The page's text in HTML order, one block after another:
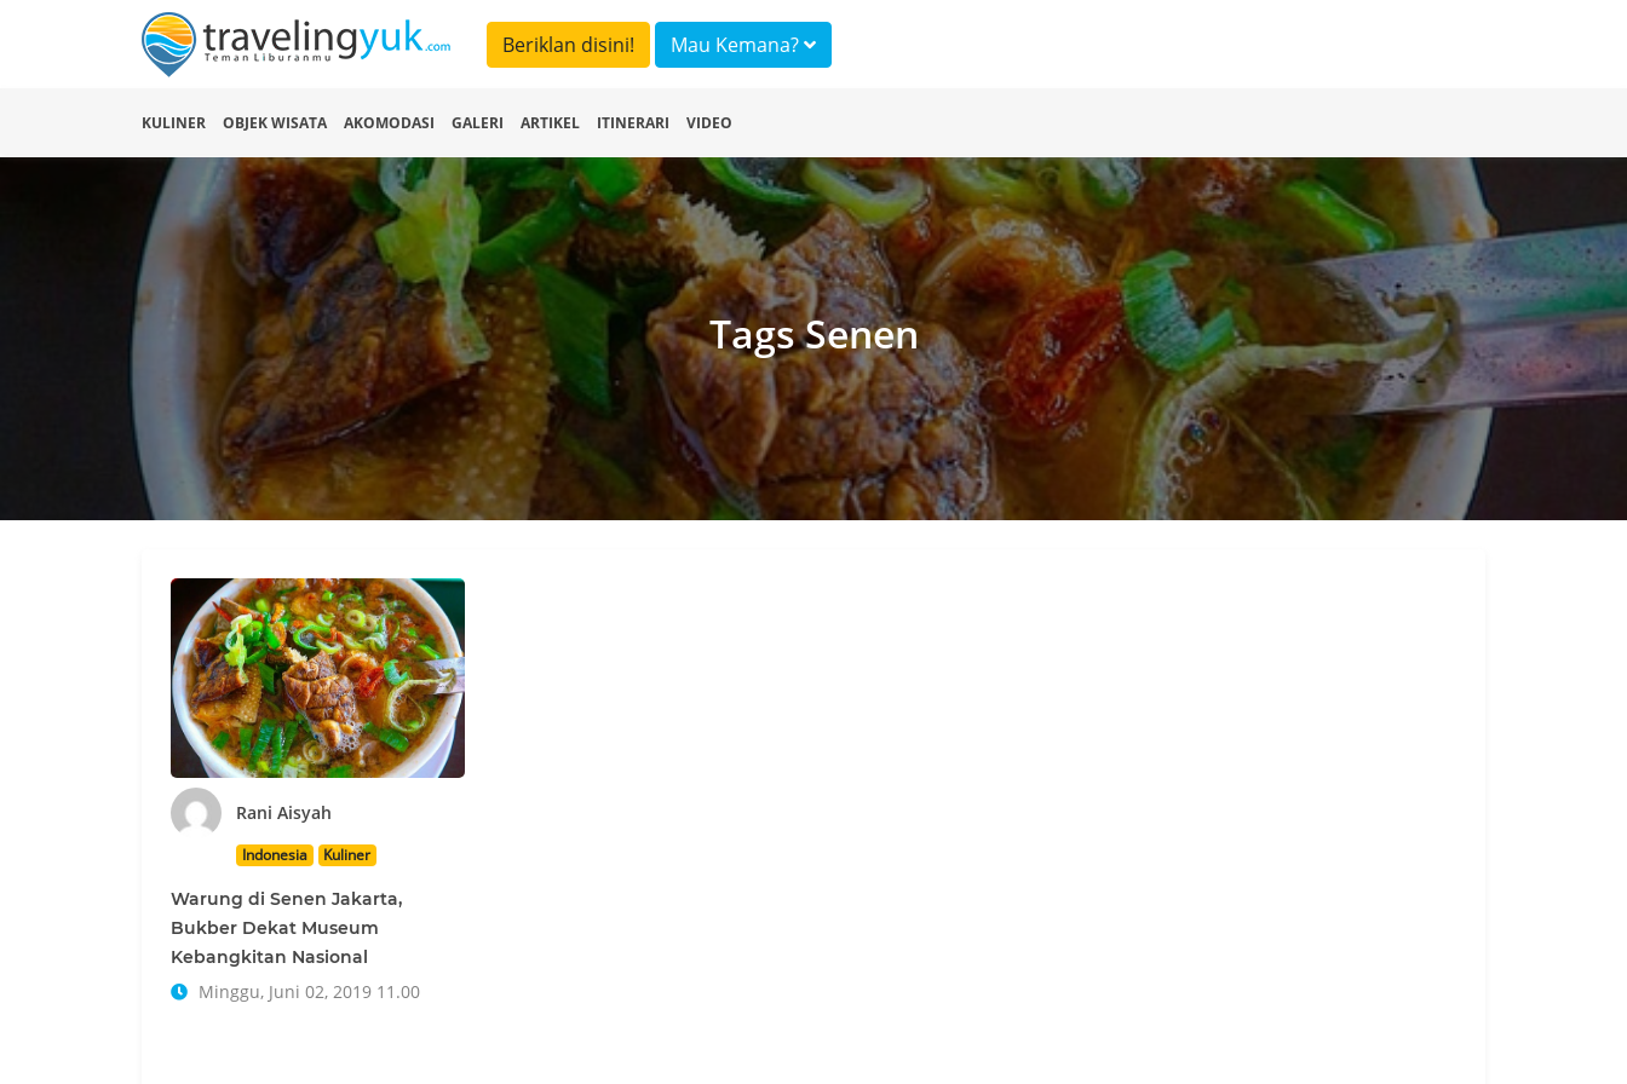
Beriklan disini! Mau Kemana?
KULINER OBJEK WISATA AKOMODASI GALERI ARTIKEL ITINERARI VIDEO
Tags Senen
Rani Aisyah
Indonesia Kuliner
Warung di Senen Jakarta,
Bukber Dekat Museum
Kebangkitan Nasional
Minggu, Juni 02, 2019 11.00